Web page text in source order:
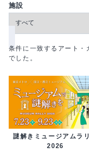
施設
条件に一致するアート・
でした。
謎解きミュージアムラ
2026